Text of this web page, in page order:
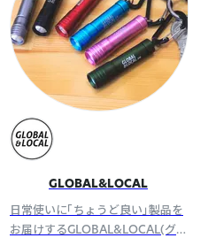
GLOBAL&LOCAL
日常使いに「ちょうど良い」製品を
お届けするGLOBAL&LOCAL(グ